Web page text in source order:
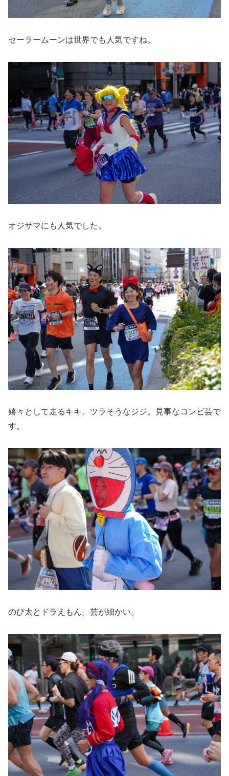
セーラームーンは世界でも人気ですね。
オジサマにも人気でした。
嬉々として走るキキ。ツラそうなジジ。見事なコンビ芸で
す。
のび太とドラえもん。芸が細かい。